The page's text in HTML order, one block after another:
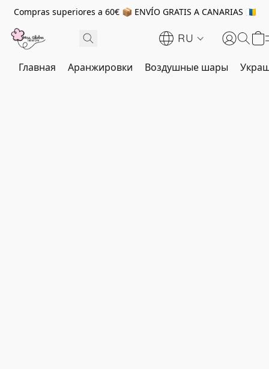
Compras superiores a 60€ 📦 ENVÍO GRATIS A CANARIAS 🇮🇨
RU
Главная Аранжировки Воздушные шары